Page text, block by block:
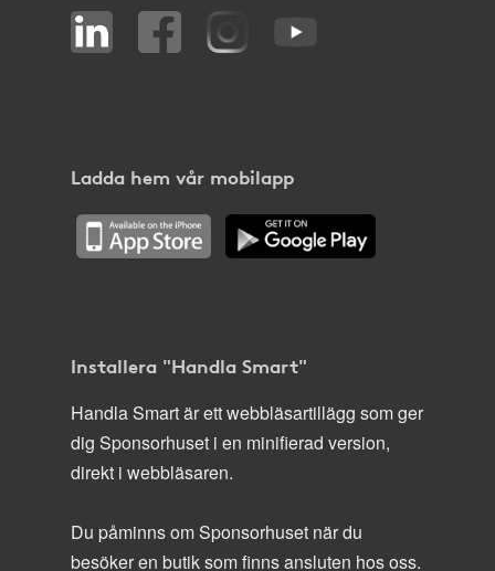
Ladda hem vår mobilapp
Installera "Handla Smart"
Handla Smart är ett webbläsartillägg som ger
dig Sponsorhuset i en minifierad version,
direkt i webbläsaren.
Du påminns om Sponsorhuset när du
besöker en butik som finns ansluten hos oss.